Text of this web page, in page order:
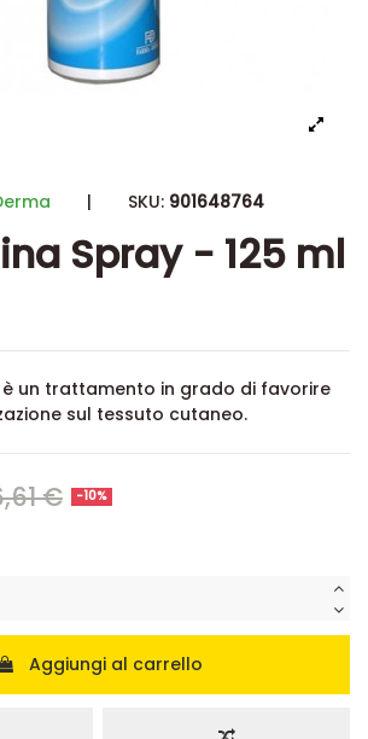
| SKU: 901648764
Spray - 125 ml
un trattamento in grado di favorire
sul tessuto cutaneo.
€ -10%
Aggiungi al carrello